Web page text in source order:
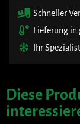
Schneller
Lieferung
Ihr
Diese